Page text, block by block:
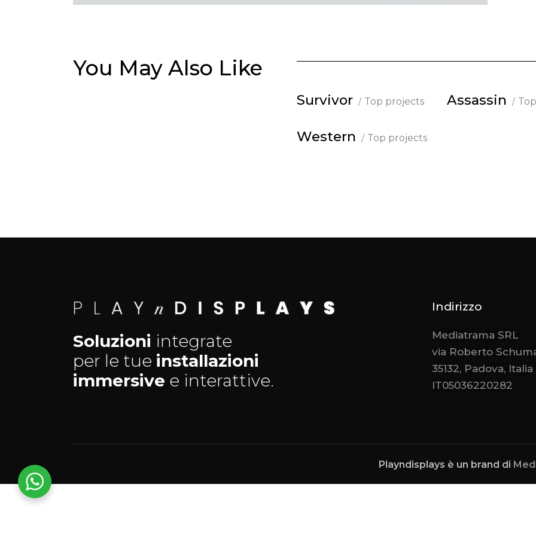
You May Also Like
Top projects
Survivor Assassin
Top projects
Western
Soluzioni integrate
per le tue installazioni
immersive e interattive.
Indirizzo
Mediatrama SRL
via Roberto
35132, Padova, Italia
IT05036220282
Playndisplays è un brand di